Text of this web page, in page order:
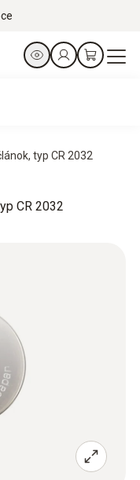
typ CR 2032
CR 2032